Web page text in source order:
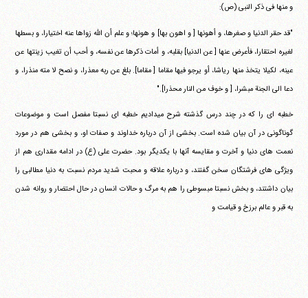
و منها فی ذکر النبی (ص):
"قد حقر الدنیا و صغرها، و أهونها [ و اهون بها] و هونها؛ و علم أن الله زواها عنه اختیارا، و بسطها
لغیره احتقارا، فأعرض عنها [ عن الدنیا] بقلبه، و أمات ذکرها عن نفسه، و أحب أن تغیب زینتها عن
عینه، لکیلا یتخذ منها ریاشا، أو یرجو فیها مقاما [ مقاما]. بلغ عن ربه معذرا، و نصح لا مته منذرا، و
دعا الی الجنة مبشرا، [ و خوف من النار محذرا]."
خطبه ای را که در چند درس گذشته شرح می‎دادیم خطبه ای نسبتا مفصل است و موضوعات
گوناگونی در آن بیان شده است. بخشی از آن درباره خداوند و صفات او، و بخشی هم در مورد
نعمت های دنیا و آخرت و مقایسه آنها با یکدیگر بود. حضرت علی (ع) در ادامه مقداری هم از
ویژگی های فرشتگان سخن گفتند، و درباره علاقه و محبت شدید مردم نسبت به دنیا مطالبی را
بیان داشتند، و بخش نسبتا مبسوطی را هم به مرگ و حالات انسان در حال احتضار و روانه شدن
به قبر و عالم برزخ و قیامت و